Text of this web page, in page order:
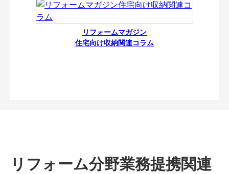
リフォームマガジン
住宅向け収納関連コラム
リフォーム分野業務提携関連